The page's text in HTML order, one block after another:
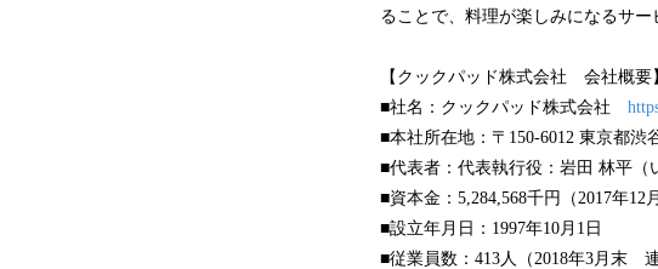
ることで、料理が楽しみになるサー
【クックパッド株式会社 会社概要
■社名：クックパッド株式会社
■本社所在地：〒150-6012 東京都渋
■代表者：代表執行役：岩田 林平（
■資本金：5,284,568千円（2017年12
■設立年月日：1997年10月1日
■従業員数：413人（2018年3月末